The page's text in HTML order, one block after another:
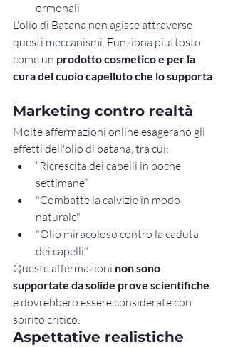
ormonali
L'olio di Batana non agisce attraverso
questi meccanismi. Funziona piuttosto
come un prodotto cosmetico e per la
cura del cuoio capelluto che lo supporta
.
Marketing contro realtà
Molte affermazioni online esagerano gli
effetti dell'olio di batana, tra cui:
“Ricrescita dei capelli in poche
settimane”
"Combatte la calvizie in modo
naturale"
"Olio miracoloso contro la caduta
dei capelli"
Queste affermazioni non sono
supportate da solide prove scientifiche
e dovrebbero essere considerate con
spirito critico.
Aspettative realistiche